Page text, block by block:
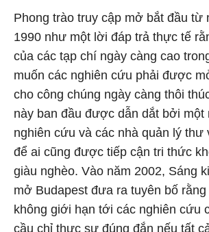
Phong trào truy cập mở bắt đầu từ
1990 như một lời đáp trả thực tế
của các tạp chí ngày càng cao
muốn các nghiên cứu phải được
cho công chúng ngày càng thôi
này ban đầu được dẫn dắt bởi một
nghiên cứu và các nhà quản lý thư
để ai cũng được tiếp cận tri thức
giàu nghèo. Vào năm 2002, Sáng
mở Budapest đưa ra tuyên bố
không giới hạn tới các nghiên cứu
cầu chỉ thực sự đúng đắn nếu tất